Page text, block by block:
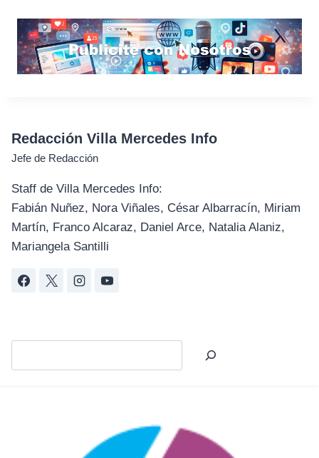
Redacción Villa Mercedes Info
Jefe de Redacción
Staff de Villa Mercedes Info:
Fabián Nuñez, Nora Viñales, César Albarracín, Miriam
Martín, Franco Alcaraz, Daniel Arce, Natalia Alaniz,
Mariangela Santilli